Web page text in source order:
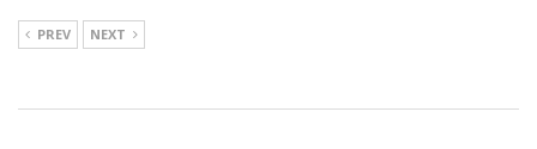
PREV NEXT